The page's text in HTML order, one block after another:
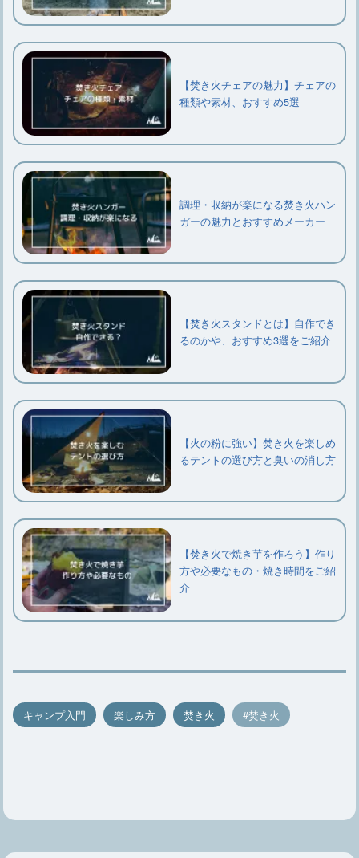
【焚き火チェアの魅力】チェアの
種類や素材、おすすめ5選
調理・収納が楽になる焚き火ハン
ガーの魅力とおすすめメーカー
【焚き火スタンドとは】自作でき
るのかや、おすすめ3選をご紹介
【火の粉に強い】焚き火を楽しめ
るテントの選び方と臭いの消し方
【焚き火で焼き芋を作ろう】作り
方や必要なもの・焼き時間をご紹
介
キャンプ入門 楽しみ方 焚き火 焚き火